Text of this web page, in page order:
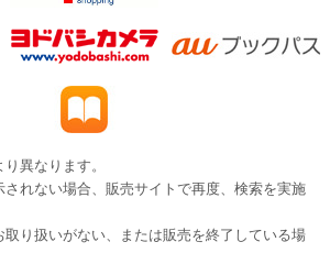
異なります。
れない場合、販売サイトで再度、検索を実施
り扱いがない、または販売を終了している場